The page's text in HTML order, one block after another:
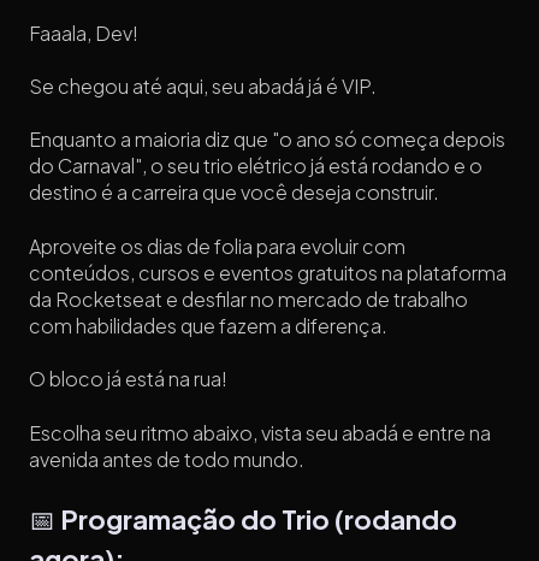
Faaala, Dev!
Se chegou até aqui, seu abadá já é VIP.
Enquanto a maioria diz que "o ano só começa depois
do Carnaval", o seu trio elétrico já está rodando e o
destino é a carreira que você deseja construir.
Aproveite os dias de folia para evoluir com
conteúdos, cursos e eventos gratuitos na plataforma
da Rocketseat e desfilar no mercado de trabalho
com habilidades que fazem a diferença.
O bloco já está na rua!
Escolha seu ritmo abaixo, vista seu abadá e entre na
avenida antes de todo mundo.
📅 Programação do Trio (rodando